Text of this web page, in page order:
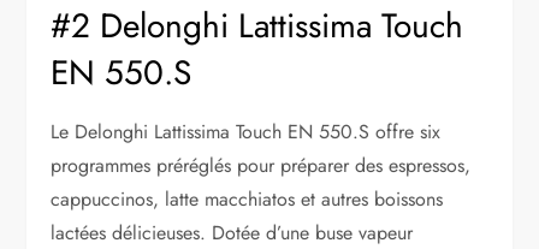
#2 Delonghi Lattissima Touch
EN 550.S
Le Delonghi Lattissima Touch EN 550.S offre six
programmes préréglés pour préparer des espressos,
cappuccinos, latte macchiatos et autres boissons
lactées délicieuses. Dotée d’une buse vapeur